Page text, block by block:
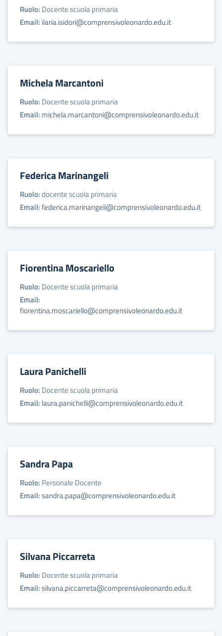
Ruolo: Docente scuola primaria
Email: ilaria.isidori@comprensivoleonardo.edu.it
Michela Marcantoni
Ruolo: Docente scuola primaria
Email: michela.marcantoni@comprensivoleonardo.edu.it
Federica Marinangeli
Ruolo:docente scuola primaria
Email:federica.marinangeli@comprensivoleonardo.edu.it
Fiorentina Moscariello
Ruolo: Docente scuola primaria
Email:
fiorentina.moscariello@comprensivoleonardo.edu.it
Laura Panichelli
Ruolo: Docente scuola primaria
Email: laura.panichelli@comprensivoleonardo.edu.it
Sandra Papa
Ruolo: Personale Docente
Email:sandra.papa@comprensivoleonardo.edu.it
Silvana Piccarreta
Ruolo: Docente scuola primaria
Email:silvana.piccarreta@comprensivoleonardo.edu.it